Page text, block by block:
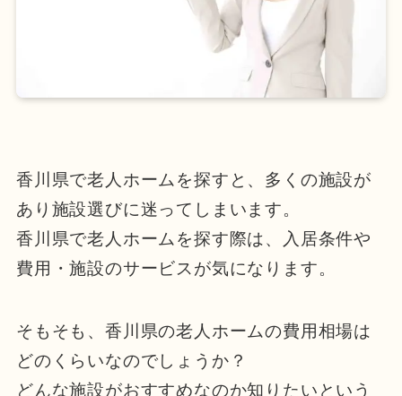
香川県で老人ホームを探すと、多くの施設が
あり施設選びに迷ってしまいます。
香川県で老人ホームを探す際は、入居条件や
費用・施設のサービスが気になります。
そもそも、香川県の老人ホームの費用相場は
どのくらいなのでしょうか？
どんな施設がおすすめなのか知りたいという